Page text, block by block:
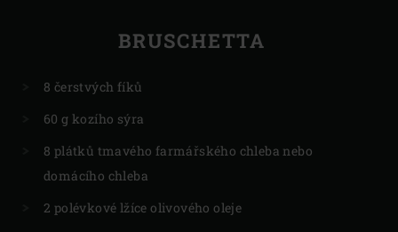
BRUSCHETTA
8 čerstvých fíků
60 g kozího sýra
8 plátků tmavého farmářského chleba nebo
domácího chleba
2 polévkové lžíce olivového oleje